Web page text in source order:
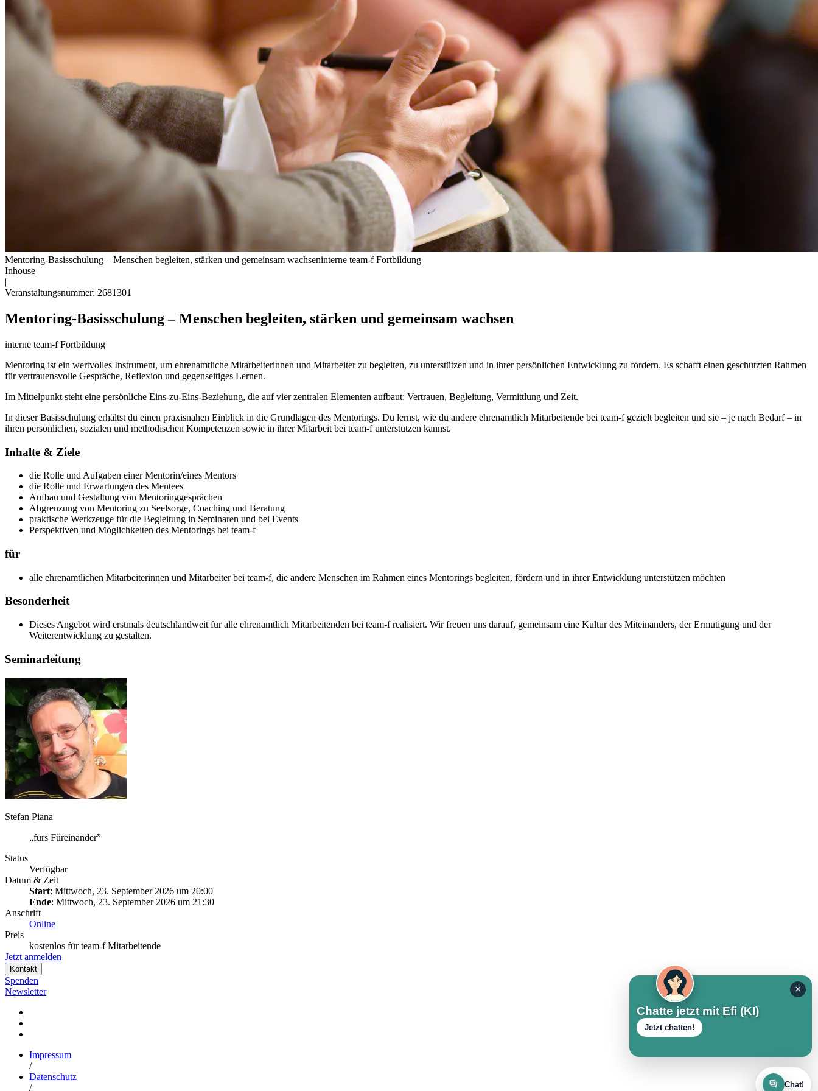
Mentoring-Basisschulung – Menschen begleiten, stärken und gemeinsam wachseninterne team-f Fortbildung
Inhouse
|
Veranstaltungsnummer: 2681301
Mentoring-Basisschulung – Menschen begleiten, stärken und gemeinsam wachsen
interne team-f Fortbildung
Mentoring ist ein wertvolles Instrument, um ehrenamtliche Mitarbeiterinnen und Mitarbeiter zu begleiten, zu unterstützen und in ihrer persönlichen Entwicklung zu fördern. Es schafft einen geschützten Rahmen
für vertrauensvolle Gespräche, Reflexion und gegenseitiges Lernen.
Im Mittelpunkt steht eine persönliche Eins-zu-Eins-Beziehung, die auf vier zentralen Elementen aufbaut: Vertrauen, Begleitung, Vermittlung und Zeit.
In dieser Basisschulung erhältst du einen praxisnahen Einblick in die Grundlagen des Mentorings. Du lernst, wie du andere ehrenamtlich Mitarbeitende bei team-f gezielt begleiten und sie – je nach Bedarf – in
ihren persönlichen, sozialen und methodischen Kompetenzen sowie in ihrer Mitarbeit bei team-f unterstützen kannst.
Inhalte & Ziele
die Rolle und Aufgaben einer Mentorin/eines Mentors
die Rolle und Erwartungen des Mentees
Aufbau und Gestaltung von Mentoringgesprächen
Abgrenzung von Mentoring zu Seelsorge, Coaching und Beratung
praktische Werkzeuge für die Begleitung in Seminaren und bei Events
Perspektiven und Möglichkeiten des Mentorings bei team-f
für
alle ehrenamtlichen Mitarbeiterinnen und Mitarbeiter bei team-f, die andere Menschen im Rahmen eines Mentorings begleiten, fördern und in ihrer Entwicklung unterstützen möchten
Besonderheit
Dieses Angebot wird erstmals deutschlandweit für alle ehrenamtlich Mitarbeitenden bei team-f realisiert. Wir freuen uns darauf, gemeinsam eine Kultur des Miteinanders, der Ermutigung und der
Weiterentwicklung zu gestalten.
Seminarleitung
Stefan Piana
„fürs Füreinander”
Status
Verfügbar
Datum & Zeit
Start: Mittwoch, 23. September 2026 um 20:00
Ende: Mittwoch, 23. September 2026 um 21:30
Anschrift
Online
Preis
kostenlos für team-f Mitarbeitende
Jetzt anmelden
Kontakt
Spenden
Newsletter
Impressum
/
Datenschutz
/